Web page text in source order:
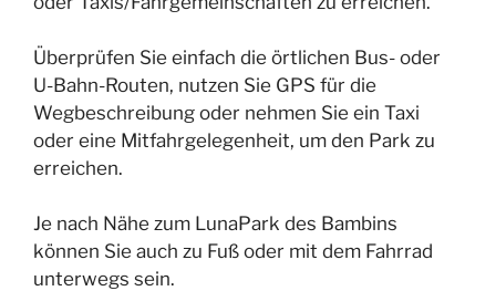
Überprüfen Sie einfach die örtlichen Bus- oder
U-Bahn-Routen, nutzen Sie GPS für die
Wegbeschreibung oder nehmen Sie ein Taxi
oder eine Mitfahrgelegenheit, um den Park zu
erreichen.
Je nach Nähe zum LunaPark des Bambins
können Sie auch zu Fuß oder mit dem Fahrrad
unterwegs sein.